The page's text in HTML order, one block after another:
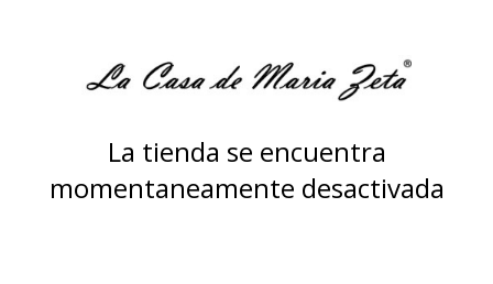
La tienda se encuentra
momentaneamente desactivada